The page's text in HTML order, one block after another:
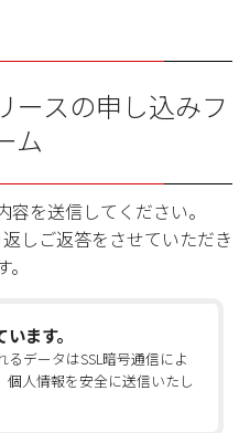
ースの申し込みフ
ム
を送信してください。
しご返答をさせていただき
。
ます。
るデータはSSL暗号通信によ
個人情報を安全に送信いたし